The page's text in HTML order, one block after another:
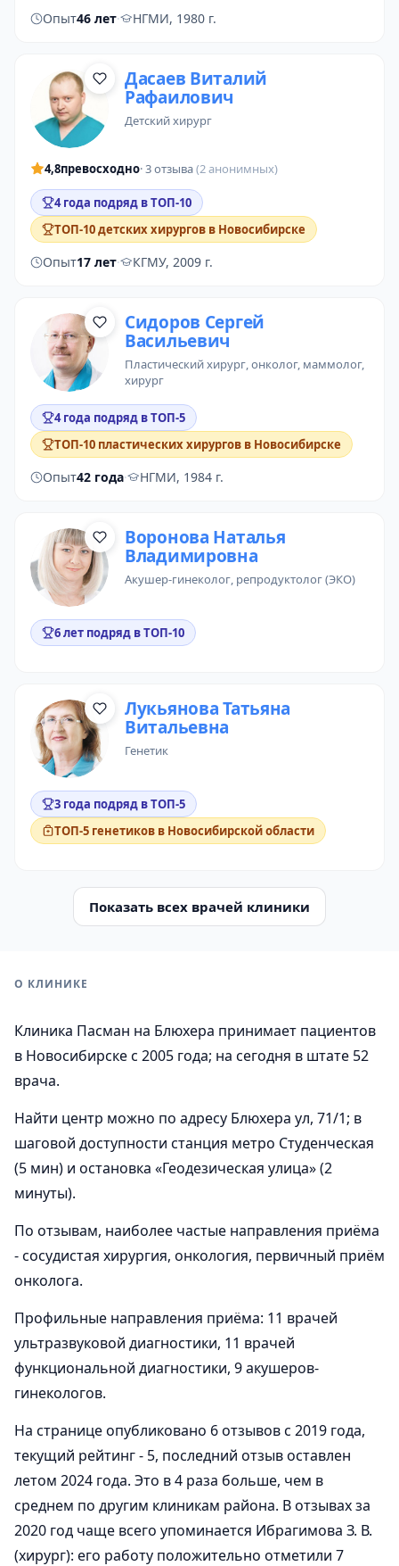
Опыт46 лет· НГМИ, 1980 г.
Дасаев Виталий
Рафаилович
детский хирург
4,8превосходно· 3 отзыва(2 анонимных)
4 года подряд в ТОП-10
ТОП-10 детских хирургов в Новосибирске
Опыт17 лет· КГМУ, 2009 г.
Сидоров Сергей
Васильевич
пластический хирург, онколог, маммолог,
хирург
4 года подряд в ТОП-5
ТОП-10 пластических хирургов в Новосибирске
Опыт42 года· НГМИ, 1984 г.
Воронова Наталья
Владимировна
акушер-гинеколог, репродуктолог (ЭКО)
6 лет подряд в ТОП-10
Лукьянова Татьяна
Витальевна
генетик
3 года подряд в ТОП-5
ТОП-5 генетиков в Новосибирской области
Показать всех врачей клиники
О КЛИНИКЕ
Клиника Пасман на Блюхера принимает пациентов
в Новосибирске с 2005 года; на сегодня в штате 52
врача.
Найти центр можно по адресу Блюхера ул, 71/1; в
шаговой доступности станция метро Студенческая
(5 мин) и остановка «Геодезическая улица» (2
минуты).
По отзывам, наиболее частые направления приёма
- сосудистая хирургия, онкология, первичный приём
онколога.
Профильные направления приёма: 11 врачей
ультразвуковой диагностики, 11 врачей
функциональной диагностики, 9 акушеров-
гинекологов.
На странице опубликовано 6 отзывов с 2019 года,
текущий рейтинг - 5, последний отзыв оставлен
летом 2024 года. Это в 4 раза больше, чем в
среднем по другим клиникам района. В отзывах за
2020 год чаще всего упоминается Ибрагимова З. В.
(хирург): его работу положительно отметили 7